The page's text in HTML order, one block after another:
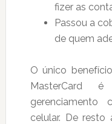
fizer as
Passou a
de quem
O único
MasterCard
celular. De